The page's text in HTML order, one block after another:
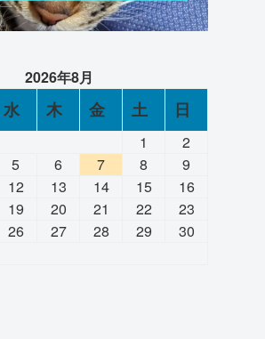
2026年8月
水 木 金 土 日
1
2
5 6 7 8
9
12 13 14 15
16
19 20 21 22
23
26 27 28 29
30